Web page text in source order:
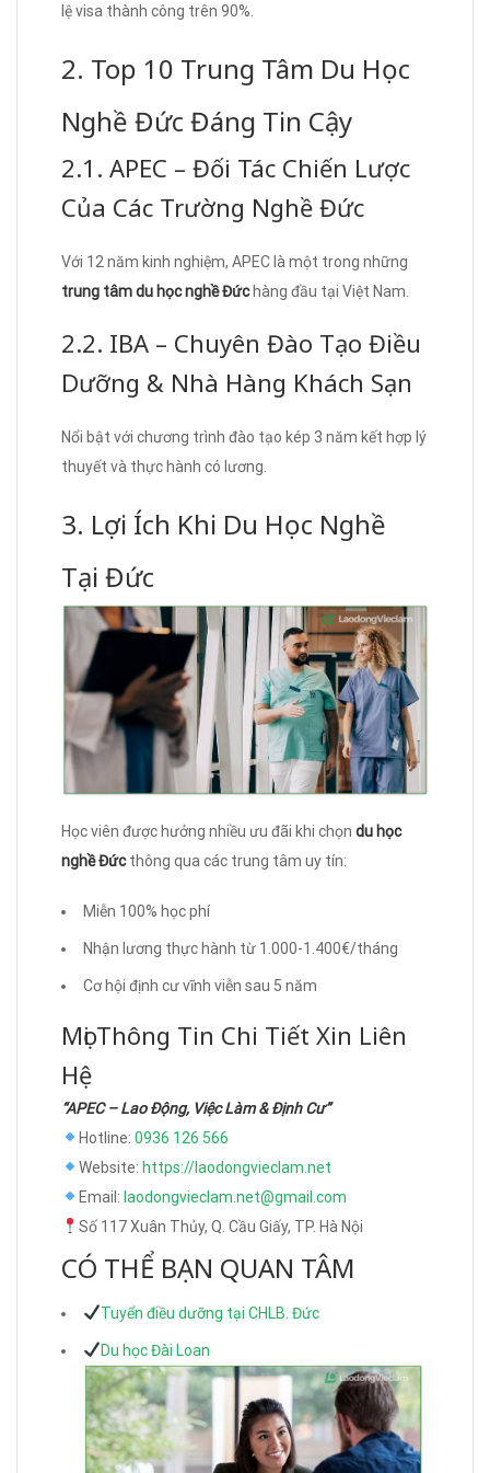
lệ visa thành công trên 90%.
2. Top 10 Trung Tâm Du Học
Nghề Đức Đáng Tin Cậy
2.1. APEC – Đối Tác Chiến Lược
Của Các Trường Nghề Đức
Với 12 năm kinh nghiệm, APEC là một trong những
trung tâm du học nghề Đứchàng đầu tại Việt Nam.
2.2. IBA – Chuyên Đào Tạo Điều
Dưỡng & Nhà Hàng Khách Sạn
Nổi bật với chương trình đào tạo kép 3 năm kết hợp lý
thuyết và thực hành có lương.
3. Lợi Ích Khi Du Học Nghề
Tại Đức
Học viên được hưởng nhiều ưu đãi khi chọn du học
nghề Đứcthông qua các trung tâm uy tín:
Miễn 100% học phí
Nhận lương thực hành từ 1.000-1.400€/tháng
Cơ hội định cư vĩnh viễn sau 5 năm
Mọi Thông Tin Chi Tiết Xin Liên
Hệ
“APEC – Lao Động, Việc Làm & Định Cư”
Hotline: 0936 126 566
Website: https://laodongvieclam.net
Email: laodongvieclam.net@gmail.com
Số 117 Xuân Thủy, Q. Cầu Giấy, TP. Hà Nội
CÓ THỂ BẠN QUAN TÂM
Tuyển điều dưỡng tại CHLB. Đức
Du học Đài Loan